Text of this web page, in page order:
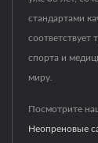
стандартами
соответствует
спорта и
миру.
Посмотрите
Неопреновые